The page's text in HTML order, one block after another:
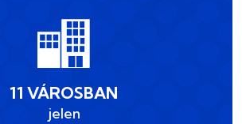
11 VÁROSBAN
jelen